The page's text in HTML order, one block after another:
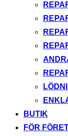
BUTIK
FÖR